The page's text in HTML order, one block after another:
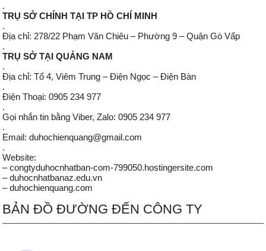
.
TRỤ SỞ CHÍNH TẠI TP HỒ CHÍ MINH
.
Địa chỉ: 278/22 Phạm Văn Chiêu – Phường 9 – Quận Gò Vấp
.
TRỤ SỞ TẠI QUẢNG NAM
.
Địa chỉ: Tổ 4, Viêm Trung – Điện Ngọc – Điện Bàn
.
Điện Thoại: 0905 234 977
.
Gọi nhắn tin bằng Viber, Zalo: 0905 234 977
.
Email: duhochienquang@gmail.com
.
Website:
– congtyduhocnhatban-com-799050.hostingersite.com
– duhocnhatbanaz.edu.vn
– duhochienquang.com
BẢN ĐỒ ĐƯỜNG ĐẾN CÔNG TY